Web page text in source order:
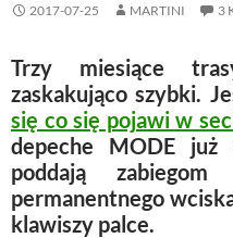
2017-07-25 MARTINI 3
Trzy miesiące
zaskakująco szybki.
się co się pojawi w
depeche MODE
poddają
permanentnego
klawiszy palce.